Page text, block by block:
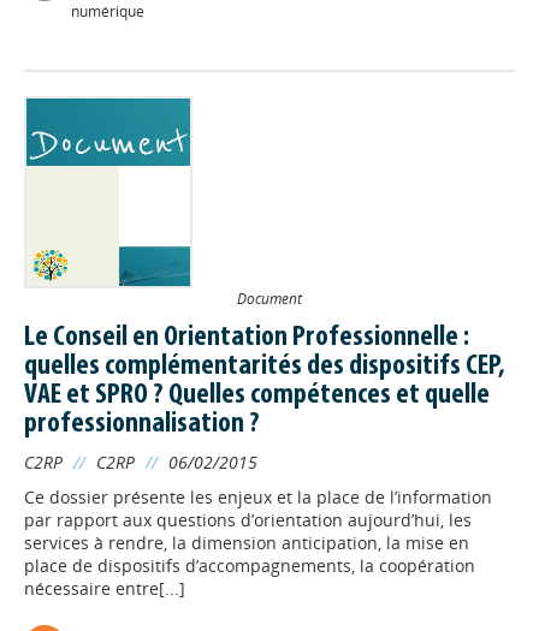
numérique
Document
Le Conseil en Orientation Professionnelle :
quelles complémentarités des dispositifs CEP,
VAE et SPRO ? Quelles compétences et quelle
professionnalisation ?
C2RP // C2RP // 06/02/2015
Ce dossier présente les enjeux et la place de l’information
par rapport aux questions d’orientation aujourd’hui, les
services à rendre, la dimension anticipation, la mise en
place de dispositifs d’accompagnements, la coopération
nécessaire entre[...]